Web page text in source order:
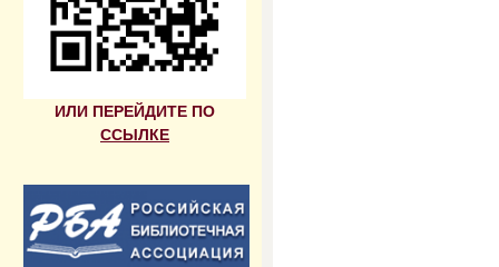
ИЛИ ПЕРЕЙДИТЕ ПО
ССЫЛКЕ